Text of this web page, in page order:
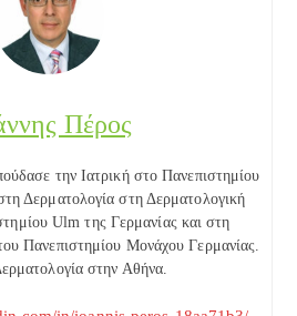
Πέρος
την Ιατρική στο Πανεπιστημίου
Δερματολογία στη Δερματολογική
Ulm της Γερμανίας και στη
Πανεπιστημίου Μονάχου Γερμανίας.
στην Αθήνα.